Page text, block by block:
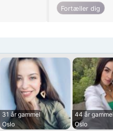
Fortæller dig
31 år gammel
Oslo
44 år
Oslo